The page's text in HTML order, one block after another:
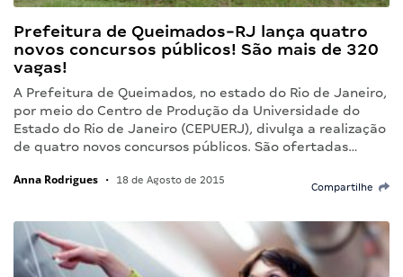
Prefeitura de Queimados-RJ lança quatro
novos concursos públicos! São mais de 320
vagas!
A Prefeitura de Queimados, no estado do Rio de Janeiro,
por meio do Centro de Produção da Universidade do
Estado do Rio de Janeiro (CEPUERJ), divulga a realização
de quatro novos concursos públicos. São ofertadas…
Anna Rodrigues • 18 de Agosto de 2015
Compartilhe